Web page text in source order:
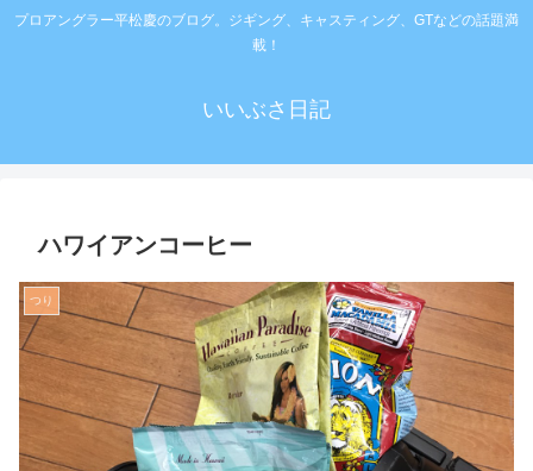
プロアングラー平松慶のブログ。ジギング、キャスティング、GTなどの話題満
載！
いいぶさ日記
ハワイアンコーヒー
つり